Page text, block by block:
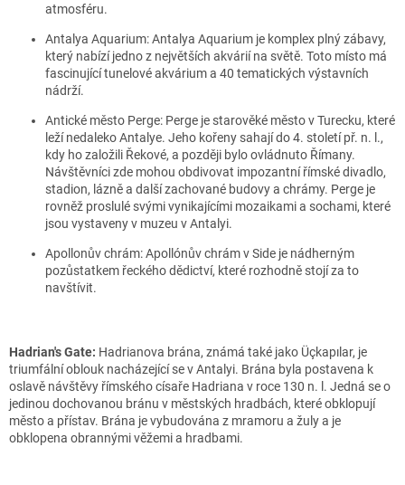
atmosféru.
Antalya Aquarium:Antalya Aquarium je komplex plný zábavy,
který nabízí jedno z největších akvárií na světě. Toto místo má
fascinující tunelové akvárium a 40 tematických výstavních
nádrží.
Antické město Perge: Perge je starověké město v Turecku, které
leží nedaleko Antalye. Jeho kořeny sahají do 4. století př. n. l.,
kdy ho založili Řekové, a později bylo ovládnuto Římany.
Návštěvníci zde mohou obdivovat impozantní římské divadlo,
stadion, lázně a další zachované budovy a chrámy. Perge je
rovněž proslulé svými vynikajícími mozaikami a sochami, které
jsou vystaveny v muzeu v Antalyi.
Apollonův chrám:Apollónův chrám v Side je nádherným
pozůstatkem řeckého dědictví, které rozhodně stojí za to
navštívit.
Hadrian's Gate: Hadrianova brána, známá také jako Üçkapılar, je
triumfální oblouk nacházející se v Antalyi. Brána byla postavena k
oslavě návštěvy římského císaře Hadriana v roce 130 n. l. Jedná se o
jedinou dochovanou bránu v městských hradbách, které obklopují
město a přístav. Brána je vybudována z mramoru a žuly a je
obklopena obrannými věžemi a hradbami.